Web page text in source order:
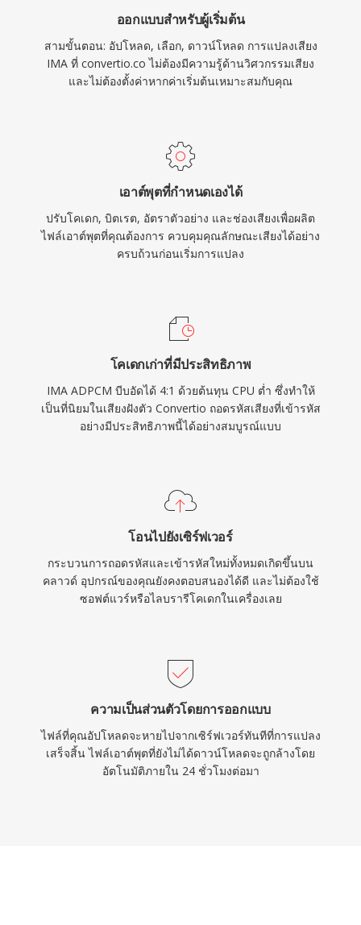
ออกแบบสำหรับผู้เริ่มต้น
สามขั้นตอน: อัปโหลด, เลือก, ดาวน์โหลด การแปลงเสียง
IMA ที่ convertio.co ไม่ต้องมีความรู้ด้านวิศวกรรมเสียง
และไม่ต้องตั้งค่าหากค่าเริ่มต้นเหมาะสมกับคุณ
เอาต์พุตที่กำหนดเองได้
ปรับโคเดก, บิตเรต, อัตราตัวอย่าง และช่องเสียงเพื่อผลิต
ไฟล์เอาต์พุตที่คุณต้องการ ควบคุมคุณลักษณะเสียงได้อย่าง
ครบถ้วนก่อนเริ่มการแปลง
โคเดกเก่าที่มีประสิทธิภาพ
IMA ADPCM บีบอัดได้ 4:1 ด้วยต้นทุน CPU ต่ำ ซึ่งทำให้
เป็นที่นิยมในเสียงฝังตัว Convertio ถอดรหัสเสียงที่เข้ารหัส
อย่างมีประสิทธิภาพนี้ได้อย่างสมบูรณ์แบบ
โอนไปยังเซิร์ฟเวอร์
กระบวนการถอดรหัสและเข้ารหัสใหม่ทั้งหมดเกิดขึ้นบน
คลาวด์ อุปกรณ์ของคุณยังคงตอบสนองได้ดี และไม่ต้องใช้
ซอฟต์แวร์หรือไลบรารีโคเดกในเครื่องเลย
ความเป็นส่วนตัวโดยการออกแบบ
ไฟล์ที่คุณอัปโหลดจะหายไปจากเซิร์ฟเวอร์ทันทีที่การแปลง
เสร็จสิ้น ไฟล์เอาต์พุตที่ยังไม่ได้ดาวน์โหลดจะถูกล้างโดย
อัตโนมัติภายใน 24 ชั่วโมงต่อมา